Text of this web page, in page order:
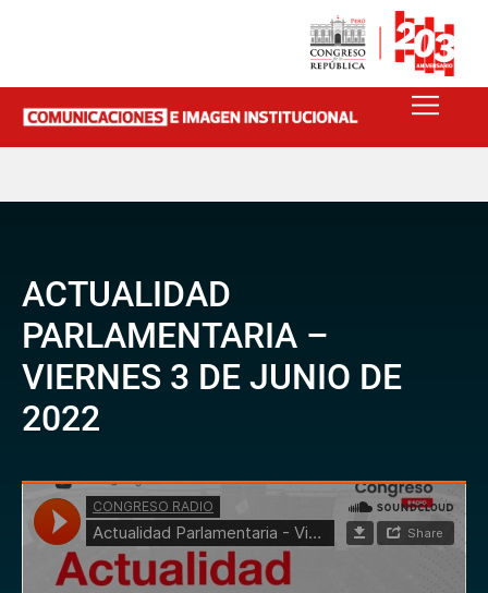
ACTUALIDAD
PARLAMENTARIA –
VIERNES 3 DE JUNIO DE
2022